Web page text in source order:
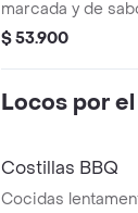
marcada y de
parrilla para
$ 53.900
Locos por
Costillas BBQ
Cocidas